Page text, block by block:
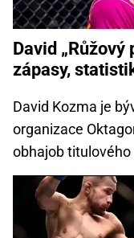
David
zápasy,
David Kozma je
organizace
obhajob titulového